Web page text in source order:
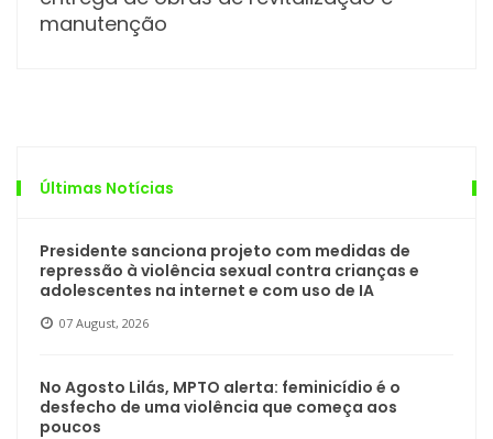
manutenção
Últimas Notícias
Presidente sanciona projeto com medidas de
repressão à violência sexual contra crianças e
adolescentes na internet e com uso de IA
07 August, 2026
No Agosto Lilás, MPTO alerta: feminicídio é o
desfecho de uma violência que começa aos
poucos